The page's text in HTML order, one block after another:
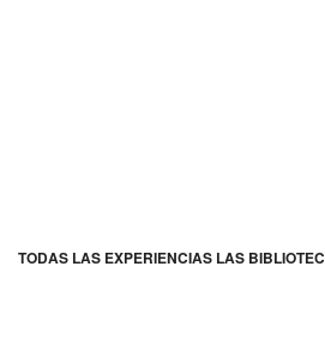
TODAS LAS EXPERIENCIAS LAS